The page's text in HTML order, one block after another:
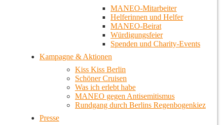
MANEO-Mitarbeiter
Helferinnen und Helfer
MANEO-Beirat
Würdigungsfeier
Spenden und Charity-Events
Kampagne & Aktionen
Kiss Kiss Berlin
Schöner Cruisen
Was ich erlebt habe
MANEO gegen Antisemitismus
Rundgang durch Berlins Regenbogenkiez
Presse